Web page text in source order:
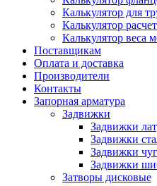
Калькулятор для
Калькулятор
Калькулятор веса
Поставщикам
Оплата и доставка
Производители
Контакты
Запорная арматура
Задвижки
Задвижки
Задвижки
Задвижки
Задвижки
Затворы дисковые